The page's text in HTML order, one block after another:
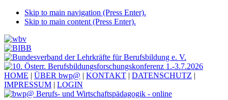
Skip to main navigation (Press Enter).
Skip to main content (Press Enter).
HOME | ÜBER bwp@ | KONTAKT | DATENSCHUTZ |
IMPRESSUM | LOGIN